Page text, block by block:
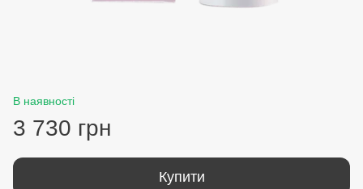
В наявності
3 730 грн
Купити